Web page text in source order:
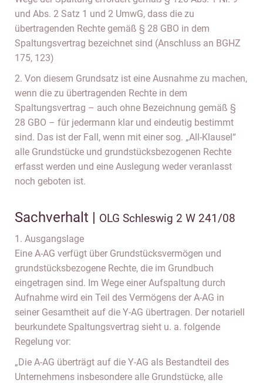
und Abs. 2 Satz 1 und 2 UmwG, dass die zu
übertragenden Rechte gemäß § 28 GBO in dem
Spaltungsvertrag bezeichnet sind (Anschluss an BGHZ
175, 123)
2. Von diesem Grundsatz ist eine Ausnahme zu machen,
wenn die zu übertragenden Rechte in dem
Spaltungsvertrag – auch ohne Bezeichnung gemäß §
28 GBO – für jedermann klar und eindeutig bestimmt
sind. Das ist der Fall, wenn mit einer sog. „All-Klausel“
alle Grundstücke und grundstücksbezogenen Rechte
erfasst werden und eine Auslegung weder veranlasst
noch geboten ist.
Sachverhalt | OLG Schleswig 2 W 241/08
1. Ausgangslage
Eine A-AG verfügt über Grundstücksvermögen und
grundstücksbezogene Rechte, die im Grundbuch
eingetragen sind. Im Wege einer Aufspaltung durch
Aufnahme wird ein Teil des Vermögens der A-AG in
seiner Gesamtheit auf die Y-AG übertragen. Der notariell
beurkundete Spaltungsvertrag sieht u. a. folgende
Regelung vor:
„Die A-AG überträgt auf die Y-AG als Bestandteil des
Unternehmens insbesondere alle Grundstücke, alle